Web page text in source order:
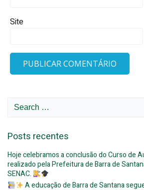
Site
Search
Posts recentes
Hoje celebramos a conclusão do Curso de
realizado pela Prefeitura de Barra de
SENAC.
A educação de Barra de Santana